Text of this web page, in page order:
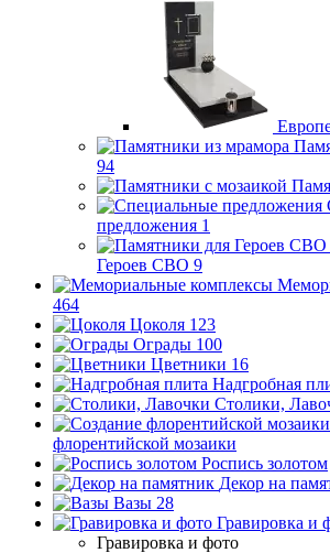
94
предложения 1
Героев СВО 9
464
Цоколя 123
Ограды 100
Цветники 16
Надгробная
Столики,
флорентийской мозаики
Роспись золотом
Декор на
Вазы 28
Гравировка и
Гравировка и фото